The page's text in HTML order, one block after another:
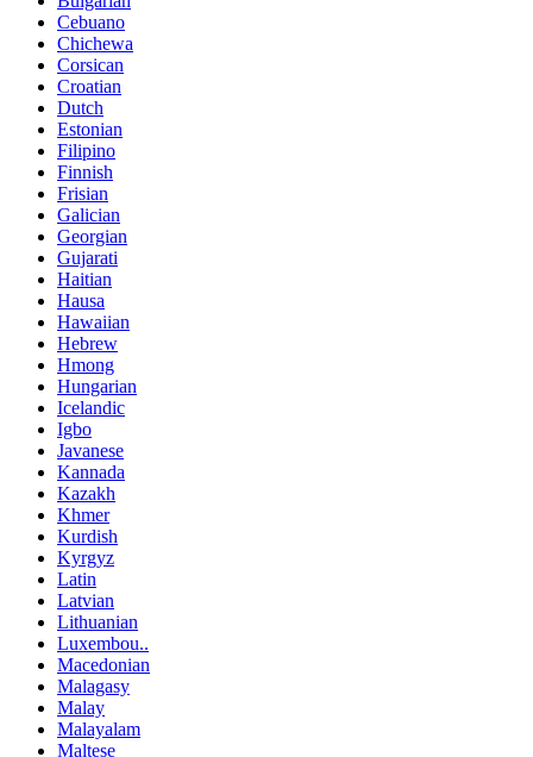
Cebuano
Chichewa
Corsican
Croatian
Dutch
Estonian
Filipino
Finnish
Frisian
Galician
Georgian
Gujarati
Haitian
Hausa
Hawaiian
Hebrew
Hmong
Hungarian
Icelandic
Igbo
Javanese
Kannada
Kazakh
Khmer
Kurdish
Kyrgyz
Latin
Latvian
Lithuanian
Luxembou..
Macedonian
Malagasy
Malay
Malayalam
Maltese